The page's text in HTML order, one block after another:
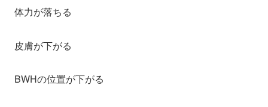
体力が落ちる
皮膚が下がる
BWHの位置が下がる